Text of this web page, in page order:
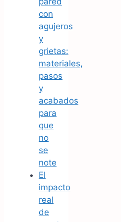
con
agujeros
y
grietas:
materiales,
pasos
y
acabados
para
que
no
se
note
El
impacto
real
de